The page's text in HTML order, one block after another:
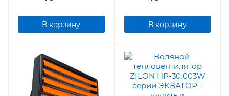
В корзину В корзину